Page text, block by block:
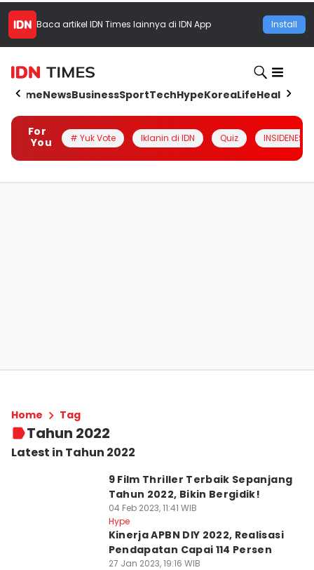
Baca artikel IDN Times lainnya di IDN App Install
HomeNewsBusinessSportTechHypeKoreaLifeHealth
For
You
# Yuk Vote Iklanin di IDN Quiz INSIDENESIA
Home Tag
Tahun 2022
Latest in Tahun 2022
9 Film Thriller Terbaik Sepanjang
Tahun 2022, Bikin Bergidik!
04 Feb 2023, 11:41 WIB
Hype
Kinerja APBN DIY 2022, Realisasi
Pendapatan Capai 114 Persen
27 Jan 2023, 19:16 WIB